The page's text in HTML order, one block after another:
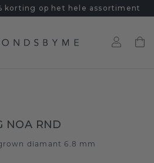
korting op het hele assortiment
NOA RND
diamant 6.8 mm